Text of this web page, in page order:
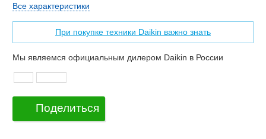
Все характеристики
При покупке техники Daikin важно знать
Мы являемся официальным дилером Daikin в России
Поделиться